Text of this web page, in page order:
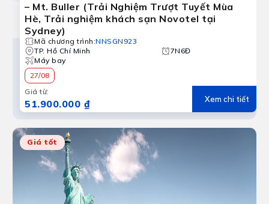
– Mt. Buller (Trải Nghiệm Trượt Tuyết Mùa
Hè, Trải nghiệm khách sạn Novotel tại
Sydney)
Mã chương trình:NNSGN923
TP. Hồ Chí Minh
7N6Đ
Máy bay
27/08
Giá từ:
51.900.000 ₫ Xem chi tiết
Giá tốt